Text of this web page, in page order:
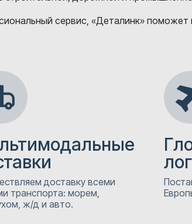
сервис, «Деталинк» поможет
доставку всеми
транспорта: морем,
ж/д и авто.